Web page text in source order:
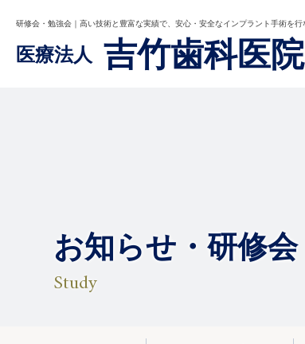
研修会・勉強会｜高い技術と豊富な実績で、安心・安全なインプラント手術を
医療法人 吉竹歯科医院
お知らせ・研修
Study